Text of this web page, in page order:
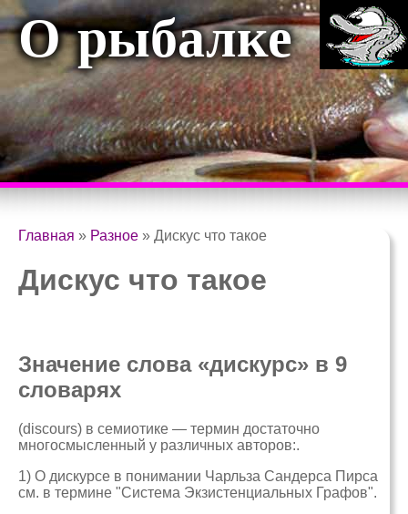
О рыбалке
Главная » Разное » Дискус что такое
Дискус что такое
Значение слова «дискурс» в 9
словарях
(discours) в семиотике — термин достаточно
многосмысленный у различных авторов:.
1) О дискурсе в понимании Чарльза Сандерса Пирса
см. в термине "Система Экзистенциальных Графов".